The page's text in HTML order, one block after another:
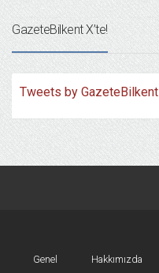
GazeteBilkent X’te!
Tweets by GazeteBilkent
Genel Hakkımızda